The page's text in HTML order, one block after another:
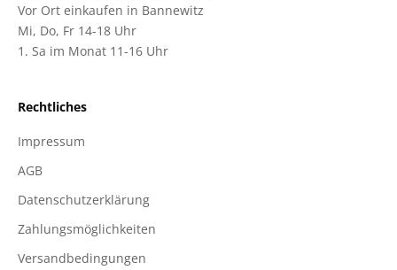
Vor Ort einkaufen in Bannewitz
Mi, Do, Fr 14-18 Uhr
1. Sa im Monat 11-16 Uhr
Rechtliches
Impressum
AGB
Datenschutzerklärung
Zahlungsmöglichkeiten
Versandbedingungen